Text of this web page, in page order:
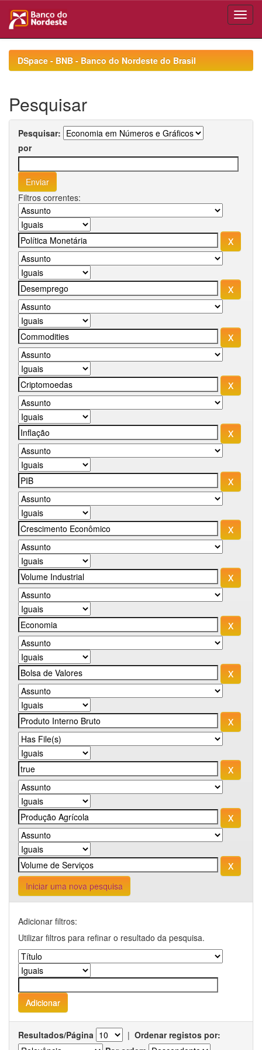
navigationDSpace - BNB - Banco do Nordeste do Brasil
Pesquisar
Pesquisar:
por
Filtros correntes:
Iniciar uma nova pesquisa
Adicionar filtros:
Utilizar filtros para refinar o resultado da pesquisa.
Resultados/Página | Ordenar registos por: